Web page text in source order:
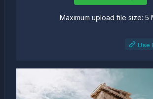
Maximum upload file size: 5
Use